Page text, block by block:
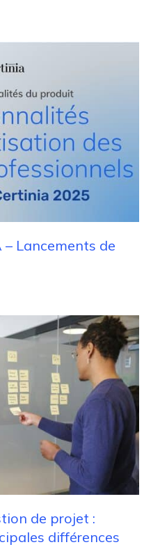
Lancements de
de projet :
différences